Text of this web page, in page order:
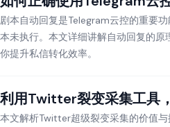
剧本自动回复是Telegram云控的重要
本未执行。本文详细讲解自动回复的
你提升私信转化效率。
利用Twitter裂变采集工具
本文解析Twitter超级裂变采集的价值